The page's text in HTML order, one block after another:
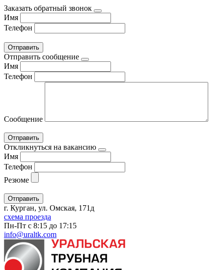
Заказать обратный звонок
Имя
Телефон
Отправить сообщение
Имя
Телефон
Сообщение
Откликнуться на вакансию
Имя
Телефон
Резюме
г. Курган, ул. Омская, 171д
схема проезда
Пн-Пт с 8:15 до 17:15
info@uraltk.com